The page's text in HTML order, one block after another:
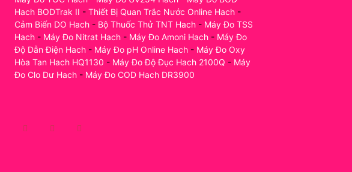
Hach BODTrak II - Thiết Bị Quan Trắc Nước Online Hach -
Cảm Biến DO Hach - Bộ Thuốc Thử TNT Hach - Máy Đo TSS
Hach - Máy Đo Nitrat Hach - Máy Đo Amoni Hach - Máy Đo
Độ Dẫn Điện Hach - Máy Đo pH Online Hach - Máy Đo Oxy
Hòa Tan Hach HQ1130 - Máy Đo Độ Đục Hach 2100Q - Máy
Đo Clo Dư Hach - Máy Đo COD Hach DR3900